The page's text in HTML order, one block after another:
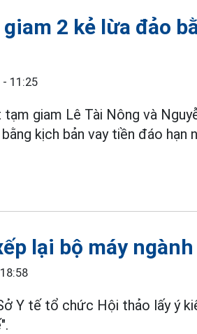
2 kẻ lừa đảo
11:25
tạm giam Lê Tài Nông và
kịch bản vay tiền đáo hạn
lại bộ máy ngành
Y tế tổ chức Hội thảo lấy ý